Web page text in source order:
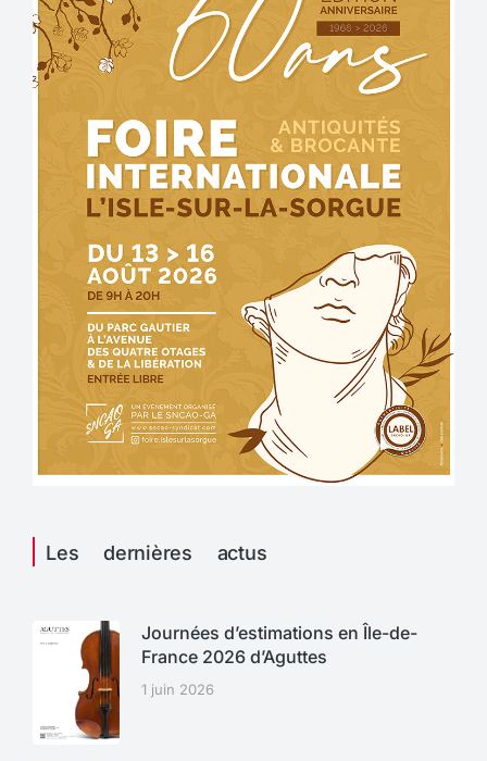
Les dernières actus
Journées d’estimations en Île-de-
France 2026 d’Aguttes
1 juin 2026